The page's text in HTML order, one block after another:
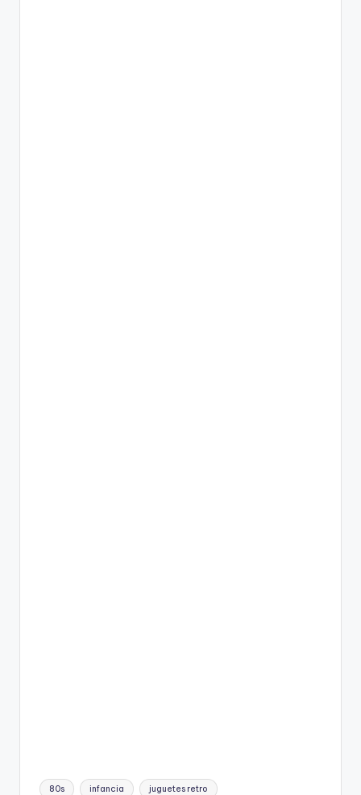
Tags:
80s infancia juguetes retro